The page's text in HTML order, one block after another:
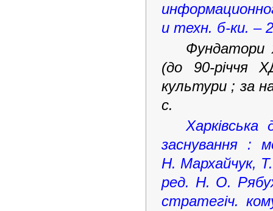
и техн. б-ки. –
Фундатори
(до 90-річчя
культури ; за
с.
заснування :
Н. Мархайчук,
ред. Н. О.
стратегіч.